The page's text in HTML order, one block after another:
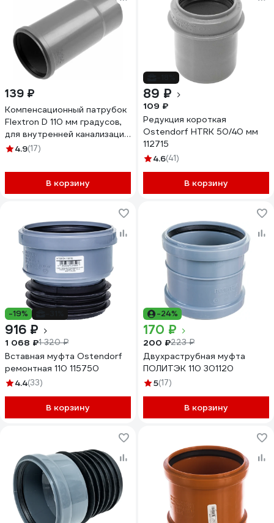
139 ₽
Компенсационный патрубок
Flextron D 110 мм градусов,
для внутренней канализации
143145
4.9(17)
В корзину
89 ₽
109 ₽
Редукция короткая
Ostendorf HTRK 50/40 мм
112715
4.6(41)
В корзину
-19%
916 ₽
1 068 ₽1 320 ₽
Вставная муфта Ostendorf
ремонтная 110 115750
4.4(33)
В корзину
-24%
170 ₽
200 ₽223 ₽
Двухраструбная муфта
ПОЛИТЭК 110 301120
5(17)
В корзину